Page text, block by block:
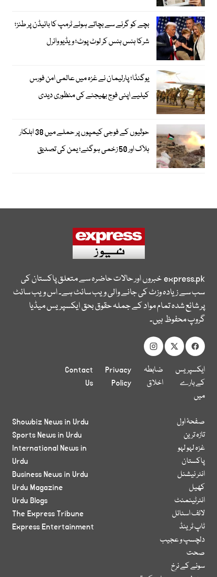
بچے کو گرنے سے بچاتے ہوئے ٹرمپ کا بائیڈن پر طنز؛
شرکا ہنس ہنس کر لوٹ پوٹ؛ ویڈیو وائرل
یوگنڈا؛ پارلیمان نے غزہ میں عالمی امن فورس
کیلیے اپنی فوج بھیجنے کی منظوری دیدی
حوثیوں کے فوجی کیمپوں پر حملے میں 38 اہلکار
ہلاک اور 50 زخمی ہوگئے؛ یمن کی تصدیق
express.pkخبروں اور حالات حاضرہ سے متعلق پاکستان کی
سب سے زیادہ وزٹ کی جانے والی ویب سائٹ ہے۔ اس ویب سائٹ
پر شائع شدہ تمام مواد کے جملہ حقوق بحق ایکسپریس میڈیا
گروپ محفوظ ہیں۔
ایکسپریس
کے بارے
میں
ضابطہ
اخلاق
Privacy
Policy
Contact
Us
صفحۂ اول
تازہ ترین
غزہ لہو لہو
پاکستان
انٹر نیشنل
کھیل
انٹرٹینمنٹ
لائف اسٹائل
ٹاپ ٹرینڈ
دلچسپ و عجیب
صحت
سونے کے نرخ
Showbiz News in Urdu
Sports News in Urdu
International News in
Urdu
Business News in Urdu
Urdu Magazine
Urdu Blogs
The Express Tribune
Express Entertainment